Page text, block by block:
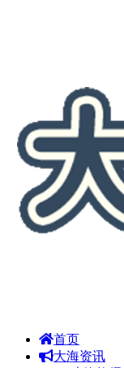
首页
大海资讯